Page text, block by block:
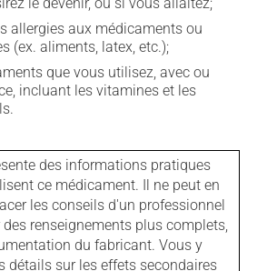
allergies aux médicaments ou
(ex. aliments, latex, etc.);
que vous utilisez, avec ou
incluant les vitamines et les
des informations pratiques
ce médicament. Il ne peut en
les conseils d'un professionnel
renseignements plus complets,
du fabricant. Vous y
détails sur les effets secondaires